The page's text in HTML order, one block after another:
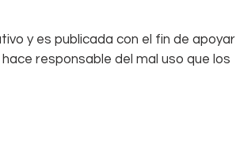
y es publicada con el fin de apoyar
responsable del mal uso que los